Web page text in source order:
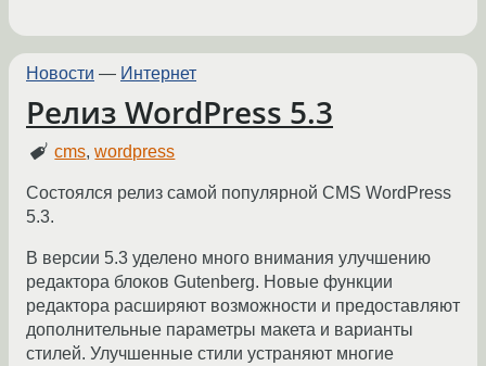
Новости — Интернет
Релиз WordPress 5.3
cms,wordpress
Состоялся релиз самой популярной CMS WordPress
5.3.
В версии 5.3 уделено много внимания улучшению
редактора блоков Gutenberg. Новые функции
редактора расширяют возможности и предоставляют
дополнительные параметры макета и варианты
стилей. Улучшенные стили устраняют многие